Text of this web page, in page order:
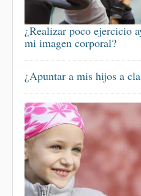
¿Realizar poco ejercicio
mi imagen corporal?
¿Apuntar a mis hijos a